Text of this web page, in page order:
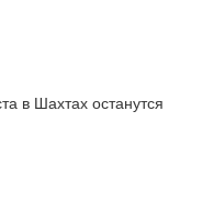
в Шахтах останутся